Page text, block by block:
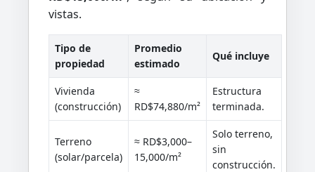
vistas.
Tipo de
propiedad
Promedio
estimado
Qué incluye
Vivienda
(construcción)
≈
RD$74,880/m²
Estructura
terminada.
Terreno
(solar/parcela)
≈ RD$3,000–
15,000/m²
Solo terreno,
sin
construcción.